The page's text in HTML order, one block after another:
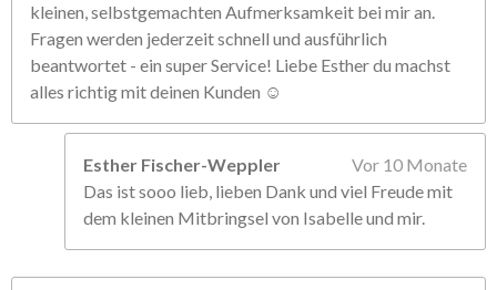
kleinen, selbstgemachten Aufmerksamkeit bei mir an.
Fragen werden jederzeit schnell und ausführlich
beantwortet - ein super Service! Liebe Esther du machst
alles richtig mit deinen Kunden ☺️
Esther Fischer-Weppler
Vor 10 Monate
Das ist sooo lieb, lieben Dank und viel Freude mit
dem kleinen Mitbringsel von Isabelle und mir.